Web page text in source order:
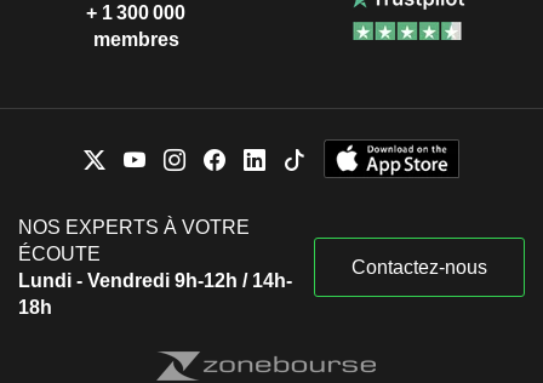
+ 1 300 000
membres
NOS EXPERTS À VOTRE
ÉCOUTE
Lundi - Vendredi 9h-12h / 14h-
18h
Contactez-nous